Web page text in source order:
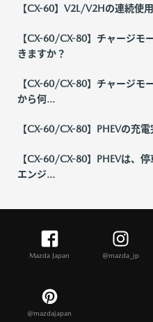
【CX-60】V2L/V2Hの連続使
【CX-60/CX-80】チャージモ
きますか？
【CX-60/CX-80】チャージモ
から何...
【CX-60/CX-80】PHEVの充
【CX-60/CX-80】PHEVは、
エンジ...
Mazda Japan @mazda_jp
@mazdajapan